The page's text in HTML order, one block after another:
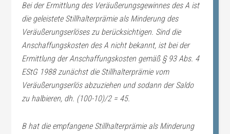
Bei der Ermittlung des Veräußerungsgewinnes des A ist
die geleistete Stillhalterprämie als Minderung des
Veräußerungserlöses zu berücksichtigen. Sind die
Anschaffungskosten des A nicht bekannt, ist bei der
Ermittlung der Anschaffungskosten gemäß § 93 Abs. 4
EStG 1988 zunächst die Stillhalterprämie vom
Veräußerungserlös abzuziehen und sodann der Saldo
zu halbieren, dh. (100-10)/2 = 45.
B hat die empfangene Stillhalterprämie als Minderung